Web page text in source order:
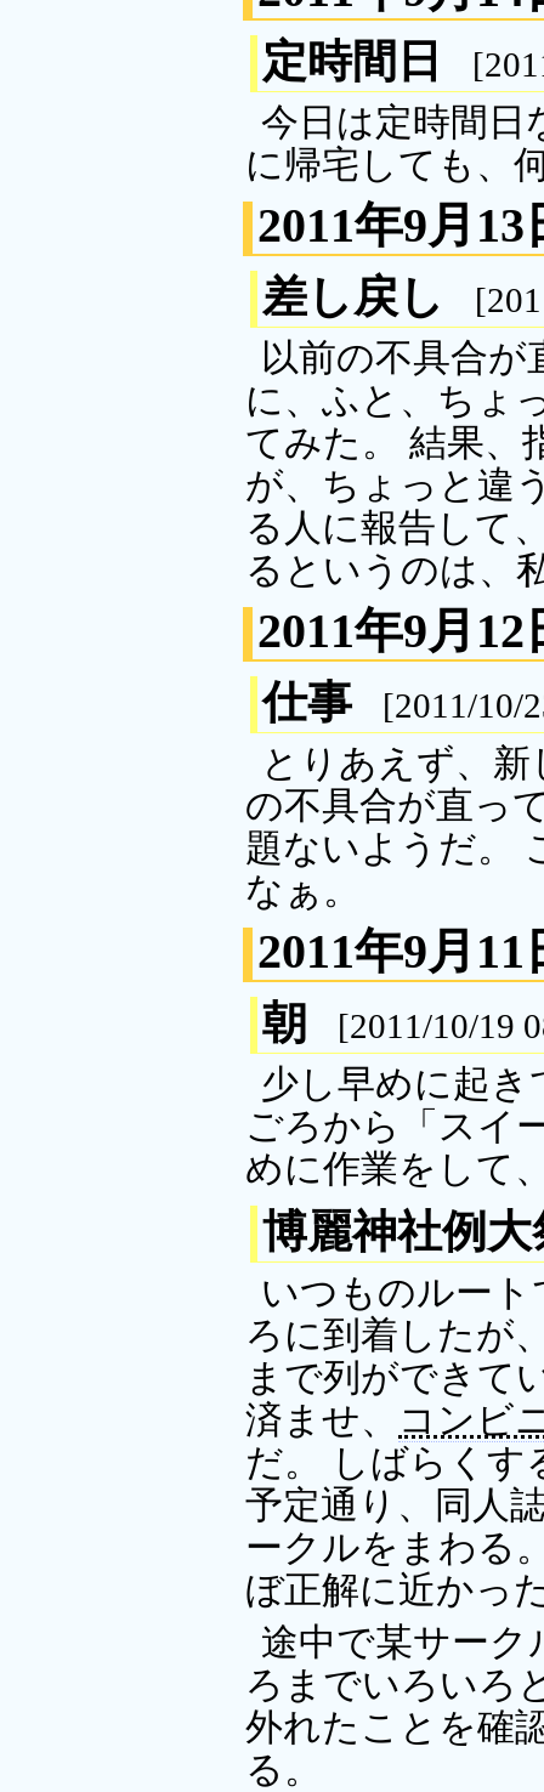
定時間日
今日は定時間日
に帰宅しても、
2011年9月13
差し戻し
以前の不具合
に、ふと、ちょ
てみた。 結果、
が、ちょっと違
る人に報告して
るというのは、
2011年9月12
仕事 [2011/10/
とりあえず、
の不具合が直っ
題ないようだ。
なぁ。
2011年9月11
朝 [2011/10/19
少し早めに起き
ごろから「スイ
めに作業をして
博麗神社例大
いつものルート
ろに到着したが
まで列ができて
済ませ、
コンビ
だ。 しばらくす
予定通り、同人
ークルをまわる
ぼ正解に近かっ
途中で某サーク
ろまでいろいろ
外れたことを確
る。